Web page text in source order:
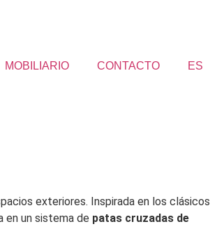
MOBILIARIO CONTACTO ES
exteriores. Inspirada en los clásicos
en un sistema de patas cruzadas de